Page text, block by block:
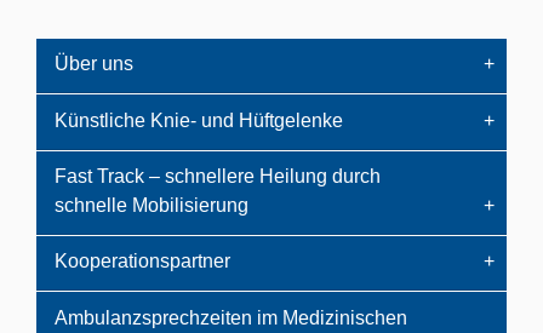
Über uns
Künstliche Knie- und Hüftgelenke
Fast Track – schnellere Heilung durch
schnelle Mobilisierung
Kooperationspartner
Ambulanzsprechzeiten im Medizinischen